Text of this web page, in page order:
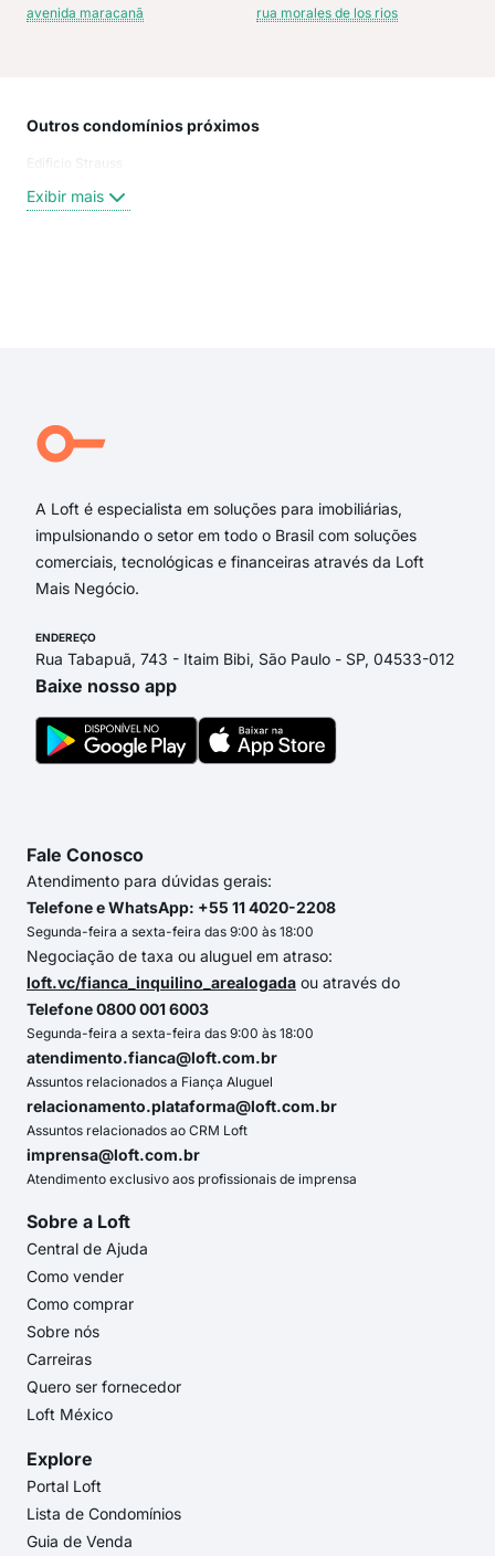
avenida maracanã rua morales de los rios
Outros condomínios próximos
Edificio Strauss
Exibir mais
A Loft é especialista em soluções para imobiliárias,
impulsionando o setor em todo o Brasil com soluções
comerciais, tecnológicas e financeiras através da Loft
Mais Negócio.
ENDEREÇO
Rua Tabapuã, 743 - Itaim Bibi, São Paulo - SP, 04533-012
Baixe nosso app
Fale Conosco
Atendimento para dúvidas gerais:
Telefone e WhatsApp: +55 11 4020-2208
Segunda-feira a sexta-feira das 9:00 às 18:00
Negociação de taxa ou aluguel em atraso:
loft.vc/fianca_inquilino_arealogada ou através do
Telefone 0800 001 6003
Segunda-feira a sexta-feira das 9:00 às 18:00
atendimento.fianca@loft.com.br
Assuntos relacionados a Fiança Aluguel
relacionamento.plataforma@loft.com.br
Assuntos relacionados ao CRM Loft
imprensa@loft.com.br
Atendimento exclusivo aos profissionais de imprensa
Sobre a Loft
Central de Ajuda
Como vender
Como comprar
Sobre nós
Carreiras
Quero ser fornecedor
Loft México
Explore
Portal Loft
Lista de Condomínios
Guia de Venda